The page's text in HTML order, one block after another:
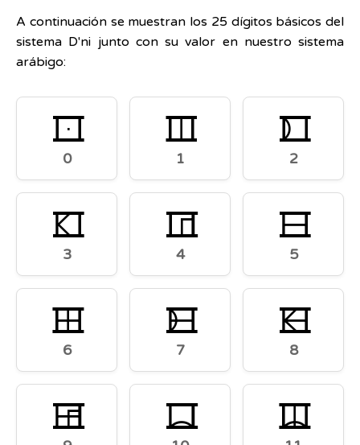
A continuación se muestran los 25 dígitos básicos del
sistema D'ni junto con su valor en nuestro sistema
arábigo:
0
0
1
1
2
2
3
3
4
4
5
5
6
6
7
7
8
8
9 ) !